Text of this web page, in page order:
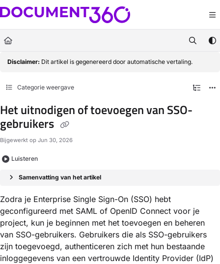
Documentation Index
Fetch the complete documentation index at:https://docs.document360.com/
Use this file to discover all available pages before exploring further.
Disclaimer: Dit artikel is gegenereerd door automatische vertaling.
Categorie weergave
Het uitnodigen of toevoegen van SSO-
gebruikers
Bijgewerkt op Jun 30, 2026
Luisteren
Samenvatting van het artikel
Zodra je Enterprise Single Sign-On (SSO) hebt
geconfigureerd met SAML of OpenID Connect voor je
project, kun je beginnen met het toevoegen en beheren
van SSO-gebruikers. Gebruikers die als SSO-gebruikers
zijn toegevoegd, authenticeren zich met hun bestaande
inloggegevens van een vertrouwde Identity Provider (IdP)